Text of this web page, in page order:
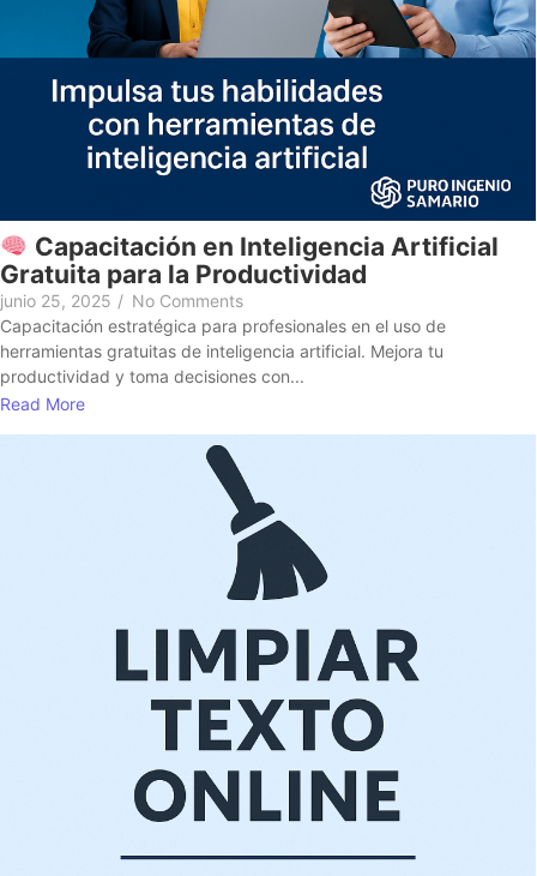
Capacitación en Inteligencia Artificial
Gratuita para la Productividad
junio 25, 2025 / No Comments
Capacitación estratégica para profesionales en el uso de
herramientas gratuitas de inteligencia artificial. Mejora tu
productividad y toma decisiones con...
Read More